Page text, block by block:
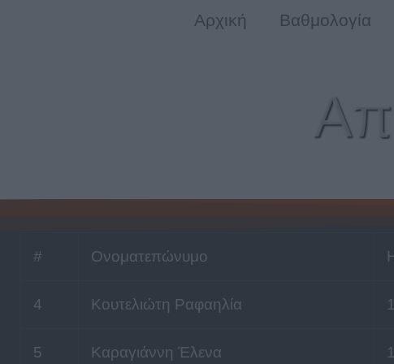
Αρχική Βαθμολογία
# Ονοματεπώνυμο
4 Κουτελιώτη Ραφαηλία
5 Καραγιάννη Έλενα